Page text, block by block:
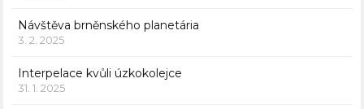
Návštěva brněnského planetária
3. 2. 2025
Interpelace kvůli úzkokolejce
31. 1. 2025